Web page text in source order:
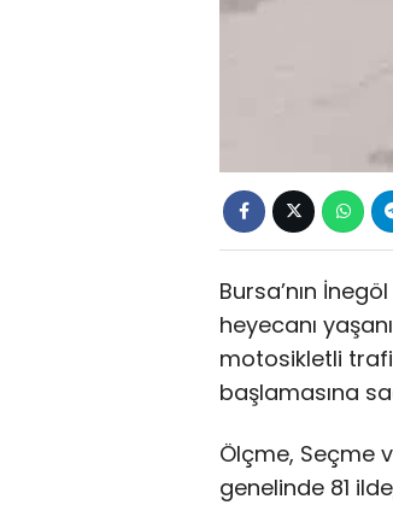
Bursa’nın
heyecanı
motosikletli
başlamasına
Ölçme, Seçme
genelinde 81